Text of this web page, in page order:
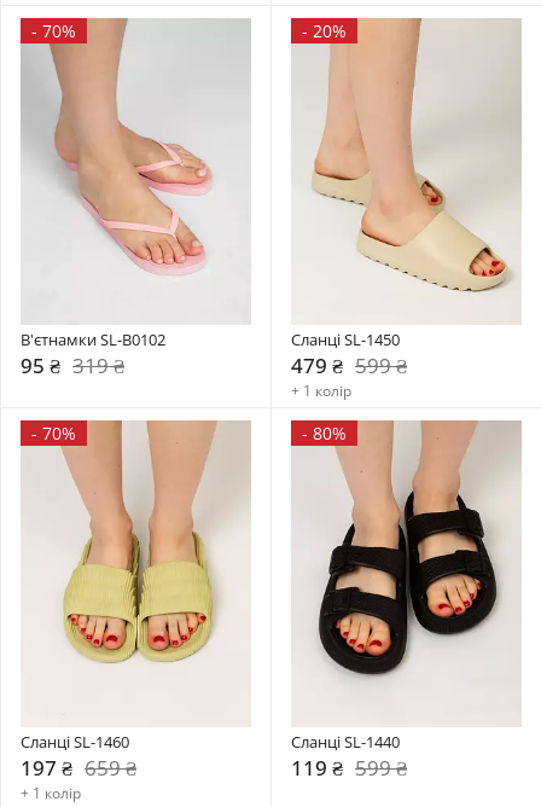
- 70%
В'єтнамки SL-B0102
95 ₴ 319 ₴
- 20%
Сланці SL-1450
479 ₴ 599 ₴
+ 1 колір
- 70%
Сланці SL-1460
197 ₴ 659 ₴
+ 1 колір
- 80%
Сланці SL-1440
119 ₴ 599 ₴